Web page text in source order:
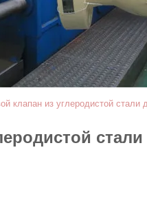
клапан из углеродистой стали